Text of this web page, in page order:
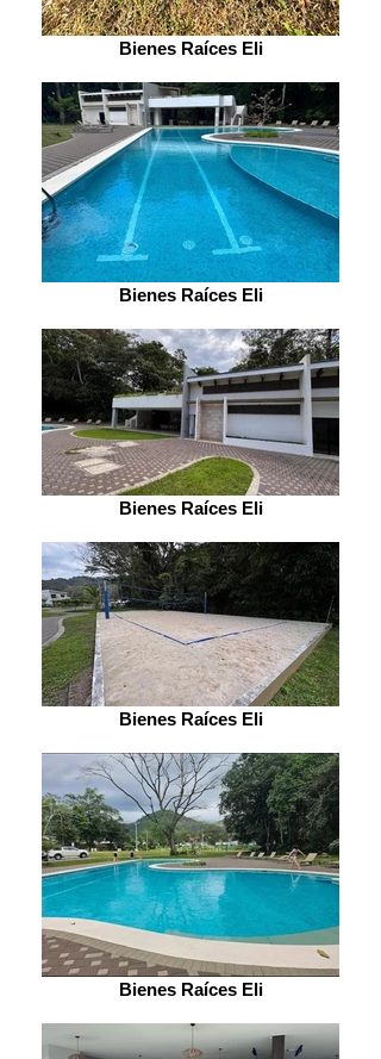
Bienes Raíces Eli
Bienes Raíces Eli
Bienes Raíces Eli
Bienes Raíces Eli
Bienes Raíces Eli